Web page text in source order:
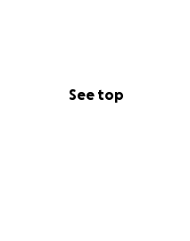
See top